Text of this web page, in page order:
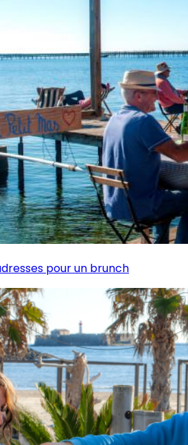
pour un brunch